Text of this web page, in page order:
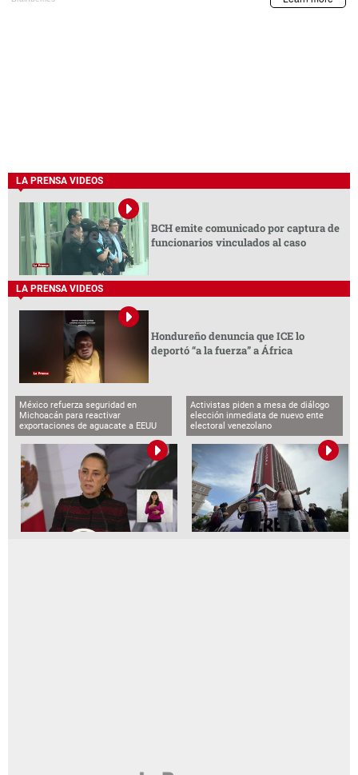
LA PRENSA VIDEOS
BCH emite comunicado por captura de
funcionarios vinculados al caso
LA PRENSA VIDEOS
Hondureño denuncia que ICE lo
deportó “a la fuerza” a África
México refuerza seguridad en
Michoacán para reactivar
exportaciones de aguacate a EEUU
Activistas piden a mesa de diálogo
elección inmediata de nuevo ente
electoral venezolano